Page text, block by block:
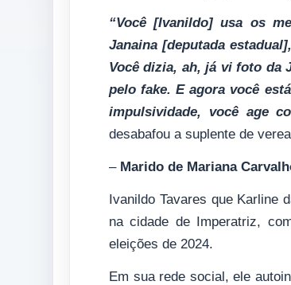
“Você [Ivanildo] usa os
Janaina [deputada
Você dizia, ah, já vi foto da
pelo fake. E agora você
impulsividade, você age
desabafou a suplente de
– Marido de Mariana
Ivanildo Tavares que Karline
na cidade de Imperatriz,
eleições de 2024.
Em sua rede social, ele